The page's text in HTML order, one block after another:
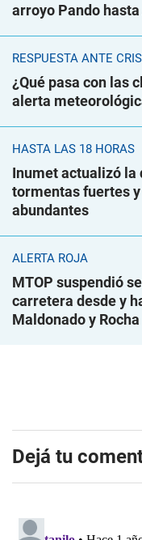
arroyo Pando
RESPUESTA ANTE
¿Qué pasa con las
alerta
HASTA LAS 18 HORAS
Inumet actualizó la
tormentas fuertes
abundantes
ALERTA ROJA
MTOP suspendió
carretera desde y
Maldonado y Rocha
Dejá tu